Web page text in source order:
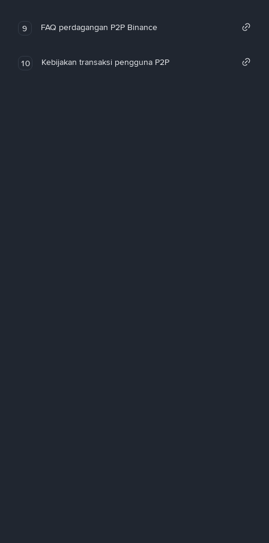
9 FAQ perdagangan P2P Binance
10 Kebijakan transaksi pengguna P2P